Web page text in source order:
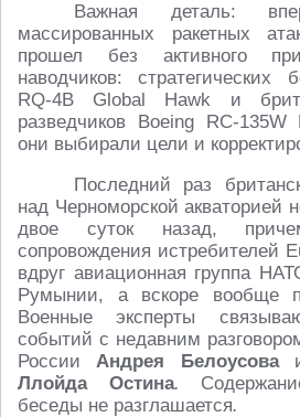
Важная деталь:
массированных ракетных
прошел без активного
наводчиков: стратегических
RQ-4B Global Hawk и
разведчиков Boeing RC-
они выбирали цели и
Последний раз
над Черноморской акваторией
двое суток назад,
сопровождения истребителей
вдруг авиационная группа
Румынии, а вскоре вообще
Военные эксперты
событий с недавним
РоссииАндрея Белоусоваи
Ллойда Остина.
беседы не разглашается.